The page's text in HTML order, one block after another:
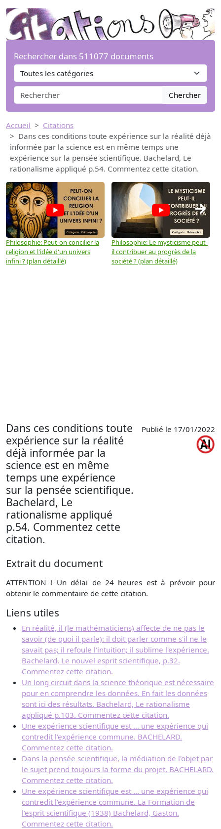
Rechercher dans 511077 documents
Chercher
Accueil
Citations
Dans ces conditions toute expérience sur la réalité déjà
informée par la science est en même temps une
expérience sur la pensée scientifique. Bachelard, Le
rationalisme appliqué p.54. Commentez cette citation.
Philosophie: Peut-on concilier la
religion et l'idée d'un univers
infini ? (plan détaillé)
Philosophie: Le mysticisme peut-
il contribuer au progrès de la
société ? (plan détaillé)
→
Dans ces conditions toute
expérience sur la réalité
déjà informée par la
science est en même
temps une expérience
sur la pensée scientifique.
Bachelard, Le
rationalisme appliqué
p.54. Commentez cette
citation.
Publié le 17/01/2022
Extrait du document
ATTENTION ! Un délai de 24 heures est à prévoir pour
obtenir le commentaire de cette citation.
Liens utiles
En réalité, il (le mathématiciens) affecte de ne pas le
savoir (de quoi il parle): il doit parler comme s'il ne le
savait pas; il refoule l'intuition; il sublime l'expérience.
Bachelard, Le nouvel esprit scientifique, p.32.
Commentez cette citation.
Un long circuit dans la science théorique est nécessaire
pour en comprendre les données. En fait les données
sont ici des résultats. Bachelard, Le rationalisme
appliqué p.103. Commentez cette citation.
Une expérience scientifique est ... une expérience qui
contredit l'expérience commune. BACHELARD.
Commentez cette citation.
Dans la pensée scientifique, la médiation de l'objet par
le sujet prend toujours la forme du projet. BACHELARD.
Commentez cette citation.
Une expérience scientifique est ... une expérience qui
contredit l'expérience commune. La Formation de
l'esprit scientifique (1938) Bachelard, Gaston.
Commentez cette citation.